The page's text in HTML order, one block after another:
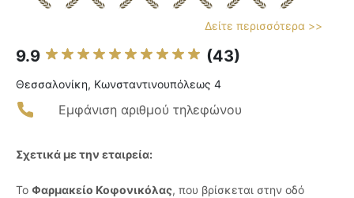
Δείτε περισσότερα >>
9.9 (43)
Θεσσαλονίκη, Κωνσταντινουπόλεως 4
Εμφάνιση αριθμού τηλεφώνου
Σχετικά με την εταιρεία:
Το Φαρμακείο Κοφονικόλας, που βρίσκεται στην οδό